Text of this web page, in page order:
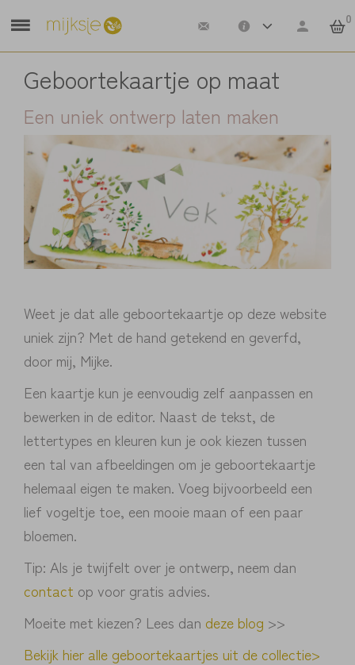
0
Geboortekaartje op maat
Een uniek ontwerp laten maken
Weet je dat alle geboortekaartje op deze website
uniek zijn? Met de hand getekend en geverfd,
door mij, Mijke.
Een kaartje kun je eenvoudig zelf aanpassen en
bewerken in de editor. Naast de tekst, de
lettertypes en kleuren kun je ook kiezen tussen
een tal van afbeeldingen om je geboortekaartje
helemaal eigen te maken. Voeg bijvoorbeeld een
lief vogeltje toe, een mooie maan of een paar
bloemen.
Tip: Als je twijfelt over je ontwerp, neem dan
contact op voor gratis advies.
Moeite met kiezen? Lees dan deze blog >>
Bekijk hier alle geboortekaartjes uit de collectie>